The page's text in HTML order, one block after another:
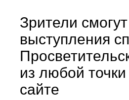
Зрители
выступления
из любой
сайте